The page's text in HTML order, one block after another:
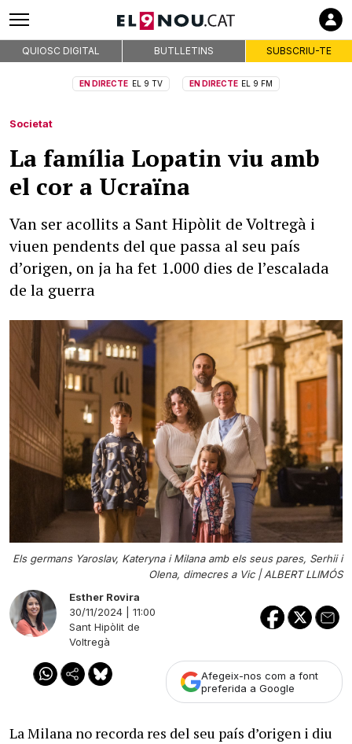
QUIOSC DIGITAL BUTLLETINS SUBSCRIU-TE
EN DIRECTE EL 9 TV EN DIRECTE EL 9 FM
Societat
La família Lopatin viu amb
el cor a Ucraïna
Van ser acollits a Sant Hipòlit de Voltregà i
viuen pendents del que passa al seu país
d’origen, on ja ha fet 1.000 dies de l’escalada
de la guerra
Els germans Yaroslav, Kateryna i Milana amb els seus pares, Serhii i
Olena, dimecres a Vic |ALBERT LLIMÓS
Esther Rovira
30/11/2024 | 11:00
Sant Hipòlit de
Voltregà
Afegeix-nos com a font
preferida a Google
La Milana no recorda res del seu país d’origen i diu